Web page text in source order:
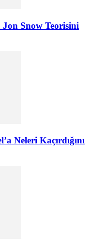
Jon Snow Teorisini
Neleri Kaçırdığını